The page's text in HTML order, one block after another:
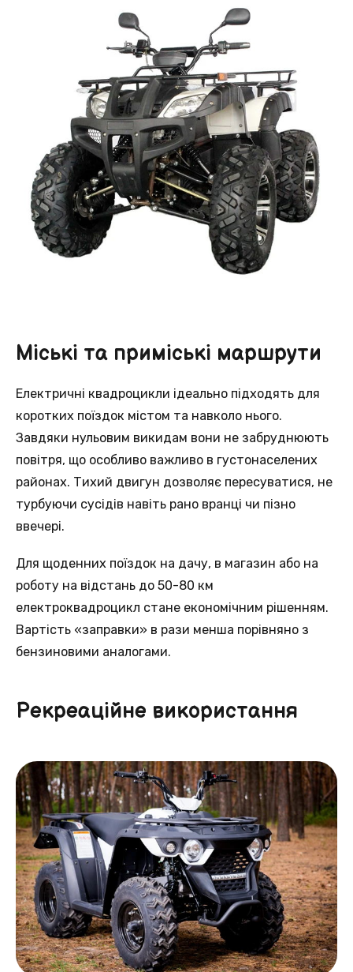
Міські та приміські маршрути
Електричні квадроцикли ідеально підходять для
коротких поїздок містом та навколо нього.
Завдяки нульовим викидам вони не забруднюють
повітря, що особливо важливо в густонаселених
районах. Тихий двигун дозволяє пересуватися, не
турбуючи сусідів навіть рано вранці чи пізно
ввечері.
Для щоденних поїздок на дачу, в магазин або на
роботу на відстань до 50-80 км
електроквадроцикл стане економічним рішенням.
Вартість «заправки» в рази менша порівняно з
бензиновими аналогами.
Рекреаційне використання